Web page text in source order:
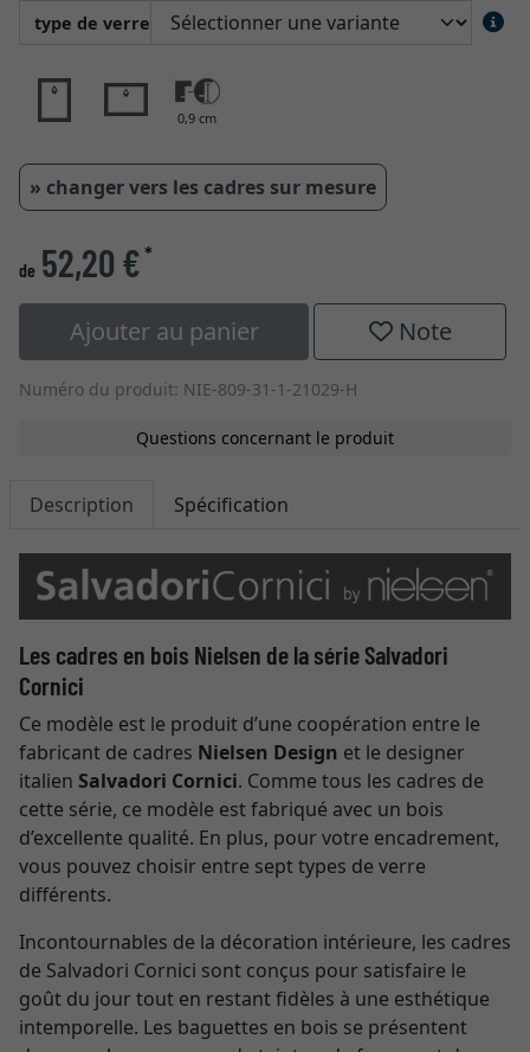
type de verre
0,9 cm
» changer vers les cadres sur mesure
de 52,20 €*
Ajouter au panier Note
Numéro du produit: NIE-809-31-1-21029-H
Questions concernant le produit
Description Spécification
Les cadres en bois Nielsen de la série Salvadori
Cornici
Ce modèle est le produit d’une coopération entre le
fabricant de cadres Nielsen Design et le designer
italien Salvadori Cornici. Comme tous les cadres de
cette série, ce modèle est fabriqué avec un bois
d’excellente qualité. En plus, pour votre encadrement,
vous pouvez choisir entre sept types de verre
différents.
Incontournables de la décoration intérieure, les cadres
de Salvadori Cornici sont conçus pour satisfaire le
goût du jour tout en restant fidèles à une esthétique
intemporelle. Les baguettes en bois se présentent